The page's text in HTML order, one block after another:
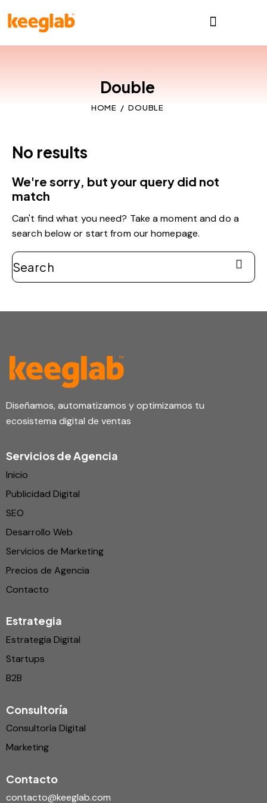
Double
HOME DOUBLE
No results
We're sorry, but your query did not
match
Can't find what you need? Take a moment and do a
search below or start fromour homepage.
Diseñamos, automatizamos y optimizamos tu
ecosistema digital de ventas
Servicios de Agencia
Inicio
Publicidad Digital
SEO
Desarrollo Web
Servicios de Marketing
Precios de Agencia
Contacto
Estrategia
Estrategia Digital
Startups
B2B
Consultoría
Consultoría Digital
Marketing
Contacto
contacto@keeglab.com